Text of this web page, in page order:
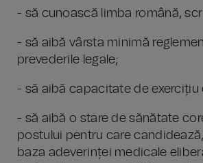
- să cunoască limba română,
- să aibă vârsta minimă
prevederile legale;
- să aibă capacitate de exercițiu
- să aibă o stare de sănătate
postului pentru care
baza adeverinței medicale